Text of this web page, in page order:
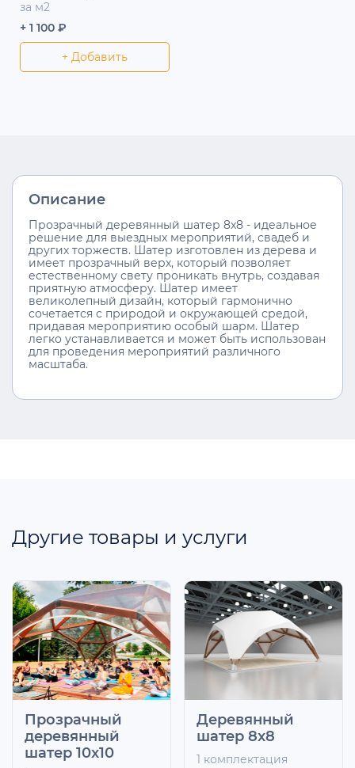
за м2
+ 1 100 ₽
+ Добавить
Описание
Прозрачный деревянный шатер 8x8 - идеальное
решение для выездных мероприятий, свадеб и
других торжеств. Шатер изготовлен из дерева и
имеет прозрачный верх, который позволяет
естественному свету проникать внутрь, создавая
приятную атмосферу. Шатер имеет
великолепный дизайн, который гармонично
сочетается с природой и окружающей средой,
придавая мероприятию особый шарм. Шатер
легко устанавливается и может быть использован
для проведения мероприятий различного
масштаба.
Другие товары и услуги
Прозрачный
деревянный
шатер 10x10
Деревянный
шатер 8x8
1 комплектация